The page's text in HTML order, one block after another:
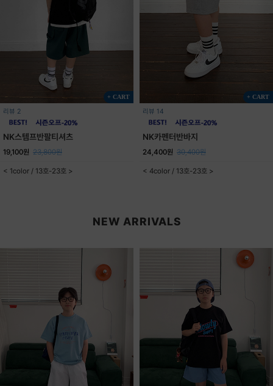
+ CART
리뷰 2
NK스템프반팔티셔츠
19,100원 23,800원
< 1color / 13호-23호 >
+ CART
리뷰 14
NK카펜터반바지
24,400원 30,400원
< 4color / 13호-23호 >
NEW ARRIVALS